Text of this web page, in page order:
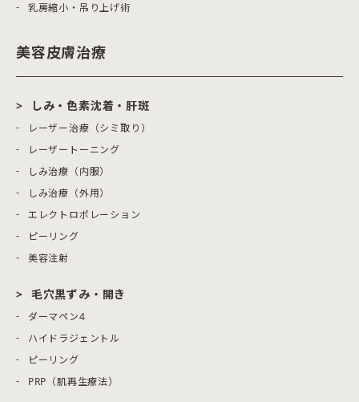
乳房縮小・吊り上げ術
美容皮膚治療
しみ・色素沈着・肝斑
レーザー治療（シミ取り）
レーザートーニング
しみ治療（内服）
しみ治療（外用）
エレクトロポレーション
ピーリング
美容注射
毛穴黒ずみ・開き
ダーマペン4
ハイドラジェントル
ピーリング
PRP（肌再生療法）